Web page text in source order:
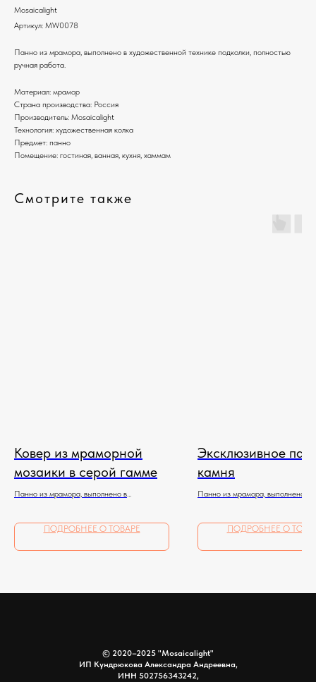
Mosaicalight
Артикул: MW0078
Панно из мрамора, выполнено в художественной технике подколки, полностью
ручная работа.
Материал: мрамор
Страна производства: Россия
Производитель: Mosaicalight
Технология: художественная колка
Предмет: панно
Помещение: гостиная, ванная, кухня, хаммам
Смотрите также
Ковер из мраморной
мозаики в серой гамме
Панно из мрамора, выполнено в
ПОДРОБНЕЕ О ТОВАРЕ
Эксклюзивное
камня
Панно из мрамора, выполнено в
ПОДРОБНЕЕ О
© 2020–2025 "Mosaicalight"
ИП Кундрюкова Александра Андреевна,
ИНН 502756343242,